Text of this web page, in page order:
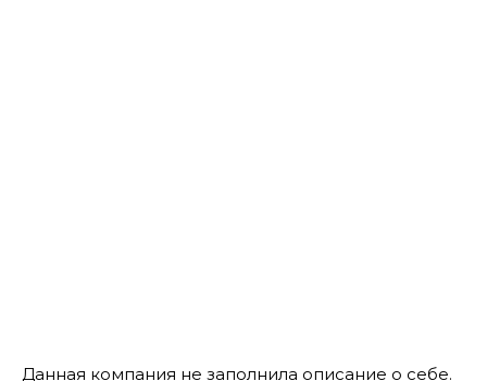
Данная компания не заполнила описание о себе.